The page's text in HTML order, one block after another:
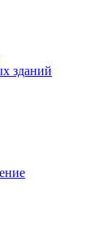
зданий